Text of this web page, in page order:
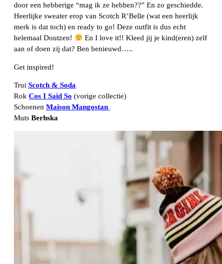
door een hebberige “mag ik ze hebben??” En zo geschiedde.
Heerlijke sweater erop van Scotch R’Belle (wat een heerlijk
merk is dat toch) en ready to go! Deze outfit is dus echt
helemaal Doutzen!
En I love it!! Kleed jij je kind(eren) zelf
aan of doen zij dat? Ben benieuwd…..
Get inspired!
Trui Scotch & Soda
Rok Cos I Said So (vorige collectie)
Schoenen Maison Mangostan
Muts Berhska